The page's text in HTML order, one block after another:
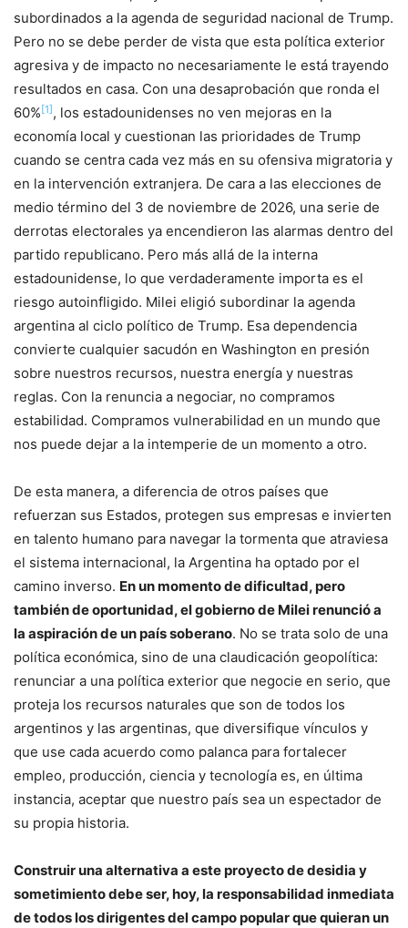
subordinados a la agenda de seguridad nacional de Trump.
Pero no se debe perder de vista que esta política exterior
agresiva y de impacto no necesariamente le está trayendo
resultados en casa. Con una desaprobación que ronda el
60%[1], los estadounidenses no ven mejoras en la
economía local y cuestionan las prioridades de Trump
cuando se centra cada vez más en su ofensiva migratoria y
en la intervención extranjera. De cara a las elecciones de
medio término del 3 de noviembre de 2026, una serie de
derrotas electorales ya encendieron las alarmas dentro del
partido republicano. Pero más allá de la interna
estadounidense, lo que verdaderamente importa es el
riesgo autoinfligido. Milei eligió subordinar la agenda
argentina al ciclo político de Trump. Esa dependencia
convierte cualquier sacudón en Washington en presión
sobre nuestros recursos, nuestra energía y nuestras
reglas. Con la renuncia a negociar, no compramos
estabilidad. Compramos vulnerabilidad en un mundo que
nos puede dejar a la intemperie de un momento a otro.
De esta manera, a diferencia de otros países que
refuerzan sus Estados, protegen sus empresas e invierten
en talento humano para navegar la tormenta que atraviesa
el sistema internacional, la Argentina ha optado por el
camino inverso. En un momento de dificultad, pero
también de oportunidad, el gobierno de Milei renunció a
la aspiración de un país soberano. No se trata solo de una
política económica, sino de una claudicación geopolítica:
renunciar a una política exterior que negocie en serio, que
proteja los recursos naturales que son de todos los
argentinos y las argentinas, que diversifique vínculos y
que use cada acuerdo como palanca para fortalecer
empleo, producción, ciencia y tecnología es, en última
instancia, aceptar que nuestro país sea un espectador de
su propia historia.
Construir una alternativa a este proyecto de desidia y
sometimiento debe ser, hoy, la responsabilidad inmediata
de todos los dirigentes del campo popular que quieran un